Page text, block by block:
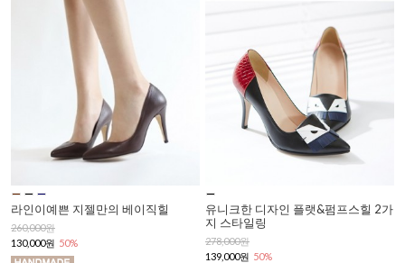
라인이예쁜 지젤만의 베이직힐
260,000원
130,000원 50%
유니크한 디자인 플랫&펌프스힐 2가
지 스타일링
278,000원
139,000원 50%